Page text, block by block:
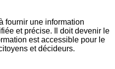
fournir une information
et précise. Il doit devenir le
est accessible pour le
et décideurs.